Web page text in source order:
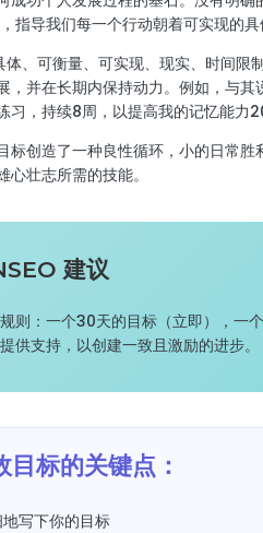
指导我们每一个行动朝着可实现的具
体、可衡量、可实现、现实、时间
，并在长期内保持动力。例如，与
习，持续8周，以提高我的记忆能力
标创造了一种良性循环，小的日常
心壮志所需的技能。
建议
则：一个30天的目标（立即），一
供支持，以创建一致且激励的进步。
目标的关键点：
写下你的目标